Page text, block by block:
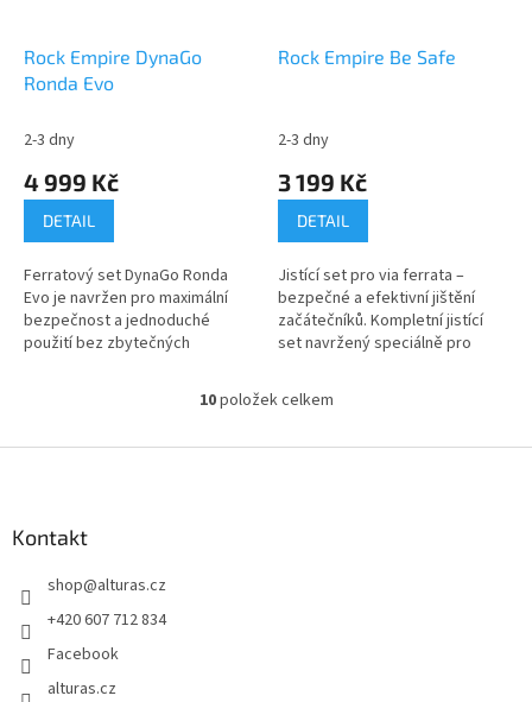
Rock Empire DynaGo
Ronda Evo
2-3 dny
4 999 Kč
DETAIL
Ferratový set DynaGo Ronda
Evo je navržen pro maximální
bezpečnost a jednoduché
použití bez zbytečných
lehký, spolehlivý tlumič pádové
Rock Empire Be Safe
2-3 dny
3 199 Kč
DETAIL
Jistící set pro via ferrata –
bezpečné a efektivní jištění
začátečníků. Kompletní jistící
set navržený speciálně pro
na zajištěných cestách typu...
O
l
10položek celkem
Kontakt
shop@alturas.cz
+420 607 712 834
Facebook
alturas.cz